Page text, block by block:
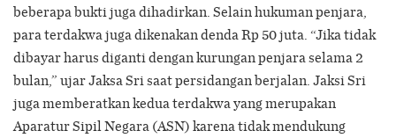
beberapa bukti juga dihadirkan. Selain hukuman penjara,
para terdakwa juga dikenakan denda Rp 50 juta. “Jika tidak
dibayar harus diganti dengan kurungan penjara selama 2
bulan,” ujar Jaksa Sri saat persidangan berjalan. Jaksi Sri
juga memberatkan kedua terdakwa yang merupakan
Aparatur Sipil Negara (ASN) karena tidak mendukung